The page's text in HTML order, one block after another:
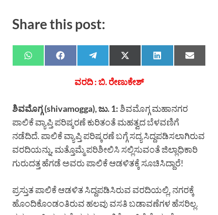
Share this post:
ವರದಿ : ಬಿ. ರೇಣುಕೇಶ್
ಶಿವಮೊಗ್ಗ (shivamogga), ಜು. 1:ಶಿವಮೊಗ್ಗ ಮಹಾನಗರ
ಪಾಲಿಕೆ ವ್ಯಾಪ್ತಿ ಪರಿಷ್ಕರಣೆ ಕುರಿತಂತೆ ಮಹತ್ವದ ಬೆಳವಣಿಗೆ
ನಡೆದಿದೆ. ಪಾಲಿಕೆ ವ್ಯಾಪ್ತಿ ಪರಿಷ್ಕರಣೆ ಬಗ್ಗೆ ಸದ್ಯ ಸಿದ್ದಪಡಿಸಲಾಗಿರುವ
ವರದಿಯನ್ನು, ಮತ್ತೊಮ್ಮೆ ಪರಿಶೀಲಿಸಿ ಸಲ್ಲಿಸುವಂತೆ ಜಿಲ್ಲಾಧಿಕಾರಿ
ಗುರುದತ್ತ ಹೆಗಡೆ ಅವರು ಪಾಲಿಕೆ ಆಡಳಿತಕ್ಕೆ ಸೂಚಿಸಿದ್ದಾರೆ!
ಪ್ರಸ್ತುತ ಪಾಲಿಕೆ ಆಡಳಿತ ಸಿದ್ದಪಡಿಸಿರುವ ವರದಿಯಲ್ಲಿ, ನಗರಕ್ಕೆ
ಹೊಂದಿಕೊಂಡಂತಿರುವ ಹಲವು ವಸತಿ ಬಡಾವಣೆಗಳ ಹೆಸರಿಲ್ಲ.